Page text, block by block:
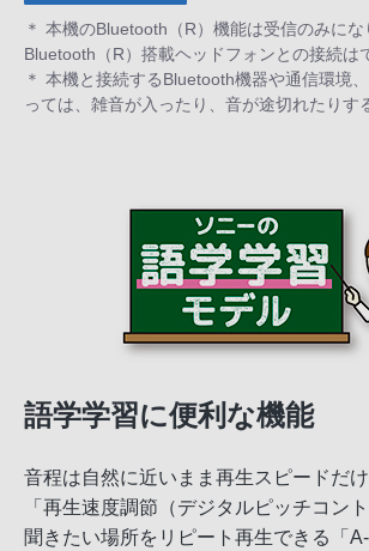
＊ 本機のBluetooth（R）機能は受信のみにな
Bluetooth（R）搭載ヘッドフォンとの接続は
＊ 本機と接続するBluetooth機器や通信環境
っては、雑音が入ったり、音が途切れたりす
語学学習に便利な機能
音程は自然に近いまま再生スピードだ
「再生速度調節（デジタルピッチコン
聞きたい場所をリピート再生できる「